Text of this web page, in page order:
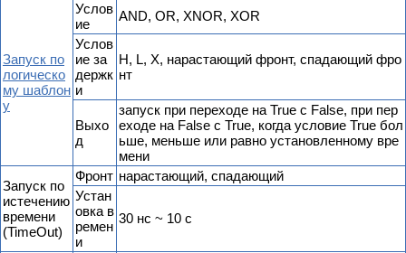
Запуск по
логическо
му шаблон
у
Услов
ие
AND, OR, XNOR, XOR
Услов
ие за
держк
и
H, L, X, нарастающий фронт, спадающий фро
нт
Выхо
д
запуск при переходе на True с False, при пер
еходе на False с True, когда условие True бол
ьше, меньше или равно установленному вре
мени
Запуск по
истечению
времени
(TimeOut)
Фронт нарастающий, спадающий
Устан
овка в
ремен
и
30 нс ~ 10 с